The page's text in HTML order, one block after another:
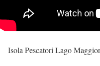
Isola Pescatori Lago